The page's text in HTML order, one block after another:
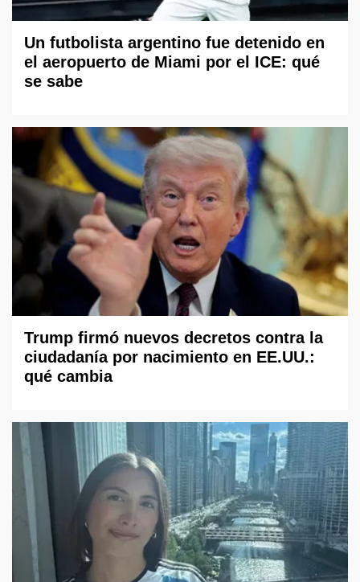
Un futbolista argentino fue detenido en
el aeropuerto de Miami por el ICE: qué
se sabe
Trump firmó nuevos decretos contra la
ciudadanía por nacimiento en EE.UU.:
qué cambia